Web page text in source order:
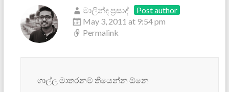
මාලින්ද ප්‍රසාද්
Post author
May 3, 2011 at 9:54 pm
Permalink
ගාල්ල මාතරනම් තියෙන්න ඕනෙ